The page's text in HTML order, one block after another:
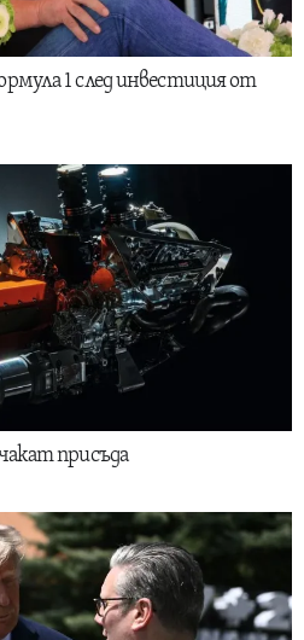
1 след инвестиция от
присъда